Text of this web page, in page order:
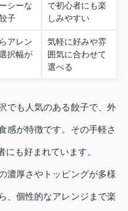
シーな
子
で初心者にも楽
しみやすい
アレン
択幅が
気軽に好みや雰
囲気に合わせて
選べる
でも人気のある餃子で、外
感が特徴です。その手軽さ
も好まれています。
濃厚さやトッピングが多様
、個性的なアレンジまで楽